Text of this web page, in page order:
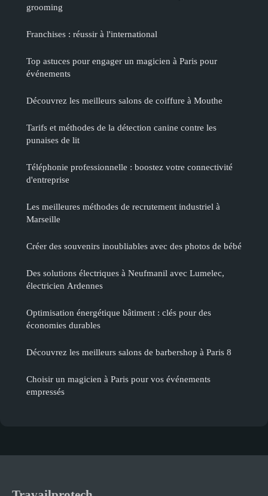
grooming
Franchises : réussir à l'international
Top astuces pour engager un magicien à Paris pour
événements
Découvrez les meilleurs salons de coiffure à Mouthe
Tarifs et méthodes de la détection canine contre les
punaises de lit
Téléphonie professionnelle : boostez votre connectivité
d'entreprise
Les meilleures méthodes de recrutement industriel à
Marseille
Créer des souvenirs inoubliables avec des photos de bébé
Des solutions électriques à Neufmanil avec Lumelec,
électricien Ardennes
Optimisation énergétique bâtiment : clés pour des
économies durables
Découvrez les meilleurs salons de barbershop à Paris 8
Choisir un magicien à Paris pour vos événements
empressés